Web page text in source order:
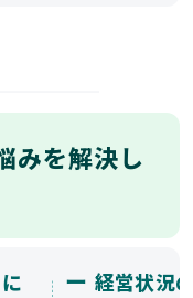
みを解決し
ー 経営状況